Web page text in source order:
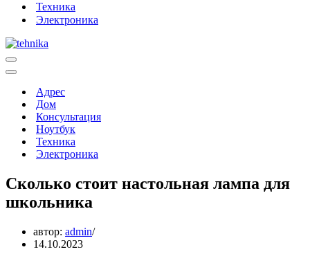
Техника
Электроника
Меню
навигации
Меню
навигацииАдрес
Дом
Консультация
Ноутбук
Техника
Электроника
Сколько стоит настольная лампа для
школьника
автор: admin
14.10.2023